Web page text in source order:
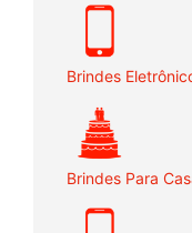
Brindes
Brindes Para